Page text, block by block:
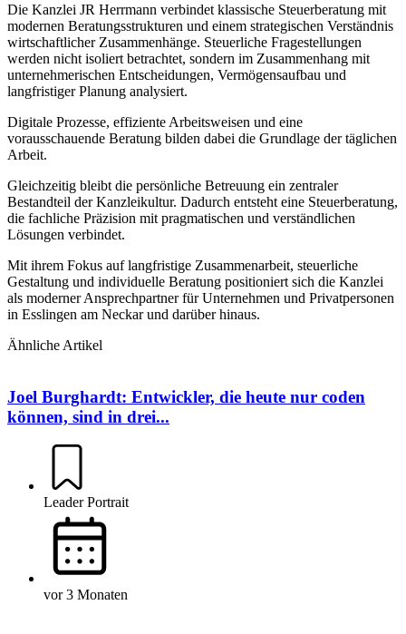
Die Kanzlei JR Herrmann verbindet klassische Steuerberatung mit
modernen Beratungsstrukturen und einem strategischen Verständnis
wirtschaftlicher Zusammenhänge. Steuerliche Fragestellungen
werden nicht isoliert betrachtet, sondern im Zusammenhang mit
unternehmerischen Entscheidungen, Vermögensaufbau und
langfristiger Planung analysiert.
Digitale Prozesse, effiziente Arbeitsweisen und eine
vorausschauende Beratung bilden dabei die Grundlage der täglichen
Arbeit.
Gleichzeitig bleibt die persönliche Betreuung ein zentraler
Bestandteil der Kanzleikultur. Dadurch entsteht eine Steuerberatung,
die fachliche Präzision mit pragmatischen und verständlichen
Lösungen verbindet.
Mit ihrem Fokus auf langfristige Zusammenarbeit, steuerliche
Gestaltung und individuelle Beratung positioniert sich die Kanzlei
als moderner Ansprechpartner für Unternehmen und Privatpersonen
in Esslingen am Neckar und darüber hinaus.
Ähnliche Artikel
Joel Burghardt: Entwickler, die heute nur coden
können, sind in drei...
Leader Portrait
vor 3 Monaten